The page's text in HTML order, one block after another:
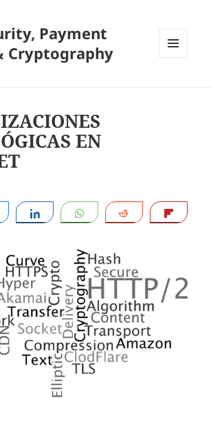
Payment
Cryptography
EN
Share Share WhatsApp Reddit Flip